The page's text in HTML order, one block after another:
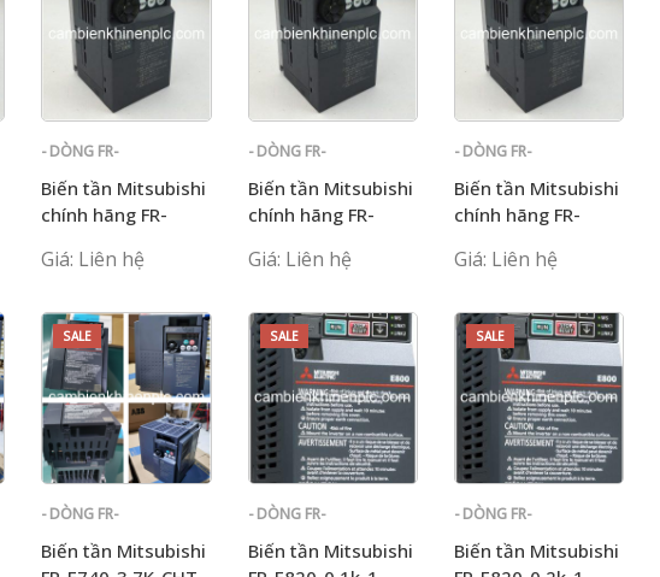
- DÒNG FR-
Biến tần Mitsubishi
chính hãng FR-
Giá: Liên hệ
- DÒNG FR-
Biến tần Mitsubishi
chính hãng FR-
Giá: Liên hệ
- DÒNG FR-
Biến tần Mitsubishi
chính hãng FR-
Giá: Liên hệ
SALE
- DÒNG FR-
Biến tần Mitsubishi
SALE
- DÒNG FR-
Biến tần Mitsubishi
SALE
- DÒNG FR-
Biến tần Mitsubishi